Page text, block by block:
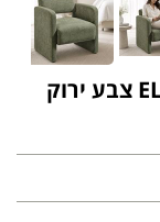
כורסה אלגנטית דגם ELIZABETH צבע ירוק